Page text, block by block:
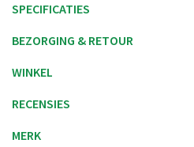
SPECIFICATIES
BEZORGING & RETOUR
WINKEL
RECENSIES
MERK